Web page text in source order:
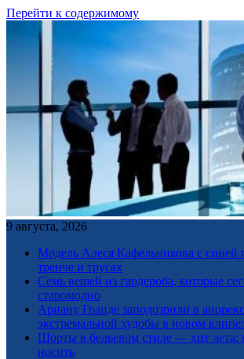
Перейти к содержимому
9 августа, 2026
Модель Алеся Кафельникова с синей
тренче и трусах
Семь вещей из гардероба, которые
старомодно
Ариану Гранде заподозрили в
экстремальной худобы в новом
Шорты в бельевом стиле — хит лета:
носить